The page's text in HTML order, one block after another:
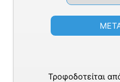
Τροφοδοτείται